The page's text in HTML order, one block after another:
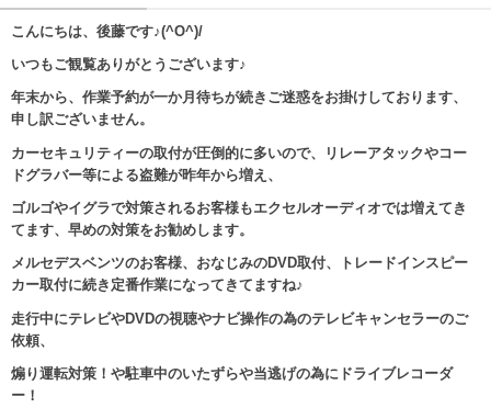
こんにちは、後藤です♪(^O^)/
いつもご観覧ありがとうございます♪
年末から、作業予約が一か月待ちが続きご迷惑をお掛けしております、
申し訳ございません。
カーセキュリティーの取付が圧倒的に多いので、リレーアタックやコー
ドグラバー等による盗難が昨年から増え、
ゴルゴやイグラで対策されるお客様もエクセルオーディオでは増えてき
てます、早めの対策をお勧めします。
メルセデスベンツのお客様、おなじみのDVD取付、トレードインスピー
カー取付に続き定番作業になってきてますね♪
走行中にテレビやDVDの視聴やナビ操作の為のテレビキャンセラーのご
依頼、
煽り運転対策！や駐車中のいたずらや当逃げの為にドライブレコーダ
ー！